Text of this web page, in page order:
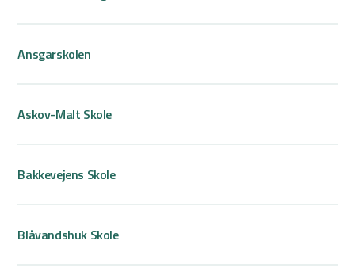
Ansgarskolen
Askov-Malt Skole
Bakkevejens Skole
Blåvandshuk Skole